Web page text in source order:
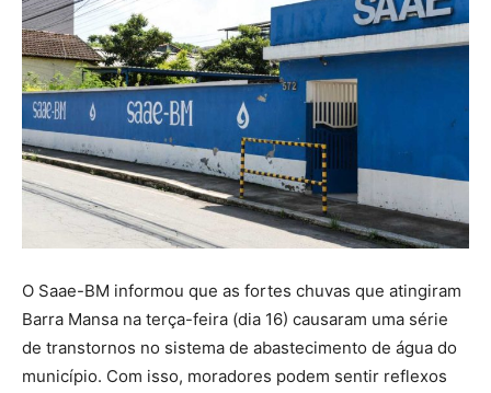
O Saae-BM informou que as fortes chuvas que atingiram
Barra Mansa na terça-feira (dia 16) causaram uma série
de transtornos no sistema de abastecimento de água do
município. Com isso, moradores podem sentir reflexos